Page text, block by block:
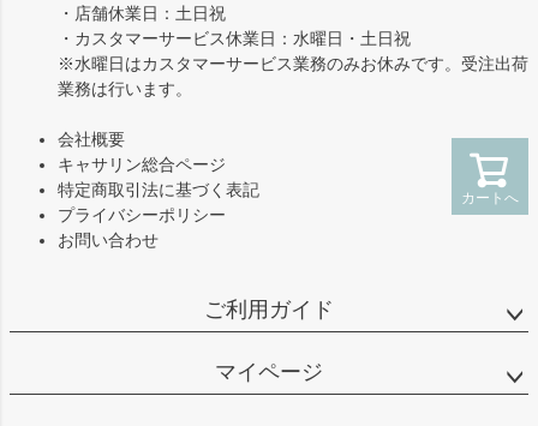
カートへ
・店舗休業日：土日祝
・カスタマーサービス休業日：水曜日・土日祝
※水曜日はカスタマーサービス業務のみお休みです。受注出荷
業務は行います。
会社概要
キャサリン総合ページ
特定商取引法に基づく表記
プライバシーポリシー
お問い合わせ
ご利用ガイド
マイページ